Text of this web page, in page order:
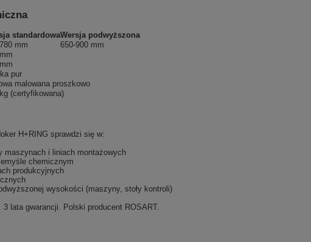
standardowaWersja podwyższona
mm
650-900 mm
pur
malowana proszkowo
(certyfikowana)
H+RING sprawdzi się w:
maszynach i liniach montażowych
chemicznym
produkcyjnych
wysokości (maszyny, stoły kontroli)
3 lata gwarancji. Polski producent ROSART.